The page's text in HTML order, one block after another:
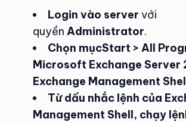
Login vào server với
quyền Administrator.
Chọn mụcStart > All
Microsoft Exchange Server
Exchange Management
Từ dấu nhắc lệnh của
Management Shell, chạy